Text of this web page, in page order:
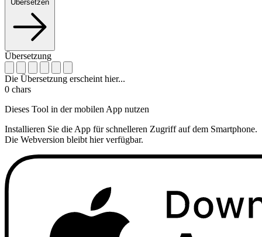
Übersetzen
Übersetzung
Die Übersetzung erscheint hier...
0 chars
Dieses Tool in der mobilen App nutzen
Installieren Sie die App für schnelleren Zugriff auf dem Smartphone.
Die Webversion bleibt hier verfügbar.